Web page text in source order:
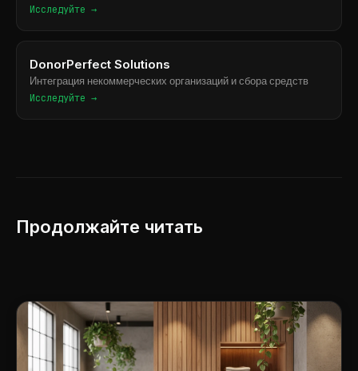
Исследуйте →
DonorPerfect Solutions
Интеграция некоммерческих организаций и сбора средств
Исследуйте →
Продолжайте читать